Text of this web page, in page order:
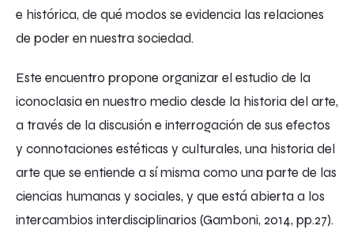
e histórica, de qué modos se evidencia las relaciones
de poder en nuestra sociedad.
Este encuentro propone organizar el estudio de la
iconoclasia en nuestro medio desde la historia del arte,
a través de la discusión e interrogación de sus efectos
y connotaciones estéticas y culturales, una historia del
arte que se entiende a sí misma como una parte de las
ciencias humanas y sociales, y que está abierta a los
intercambios interdisciplinarios (Gamboni, 2014, pp.27).